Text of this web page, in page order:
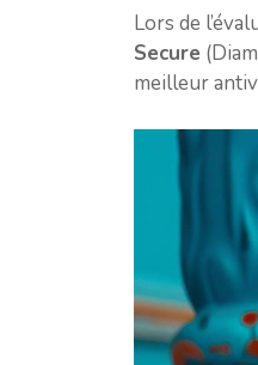
Lors de
Secure
meilleur